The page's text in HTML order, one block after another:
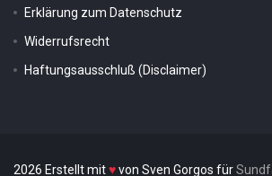
Erklärung zum Datenschutz
Widerrufsrecht
Haftungsausschluß (Disclaimer)
2026 Erstellt mit♥von Sven Gorgos für